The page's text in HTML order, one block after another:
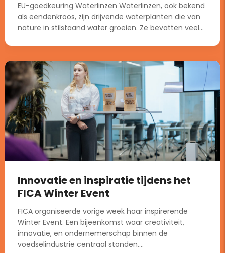
EU-goedkeuring Waterlinzen Waterlinzen, ook bekend
als eendenkroos, zijn drijvende waterplanten die van
nature in stilstaand water groeien. Ze bevatten veel...
Innovatie en inspiratie tijdens het
FICA Winter Event
FICA organiseerde vorige week haar inspirerende
Winter Event. Een bijeenkomst waar creativiteit,
innovatie, en ondernemerschap binnen de
voedselindustrie centraal stonden....